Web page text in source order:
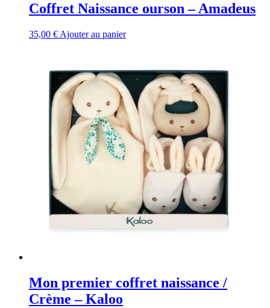
Coffret Naissance ourson – Amadeus
35,00 € Ajouter au panier
Mon premier coffret naissance /
Crème – Kaloo